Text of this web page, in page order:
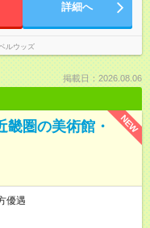
詳細へ
ルウッズ
掲載日：2026.08.06
NEW
圏の美術館・
優遇